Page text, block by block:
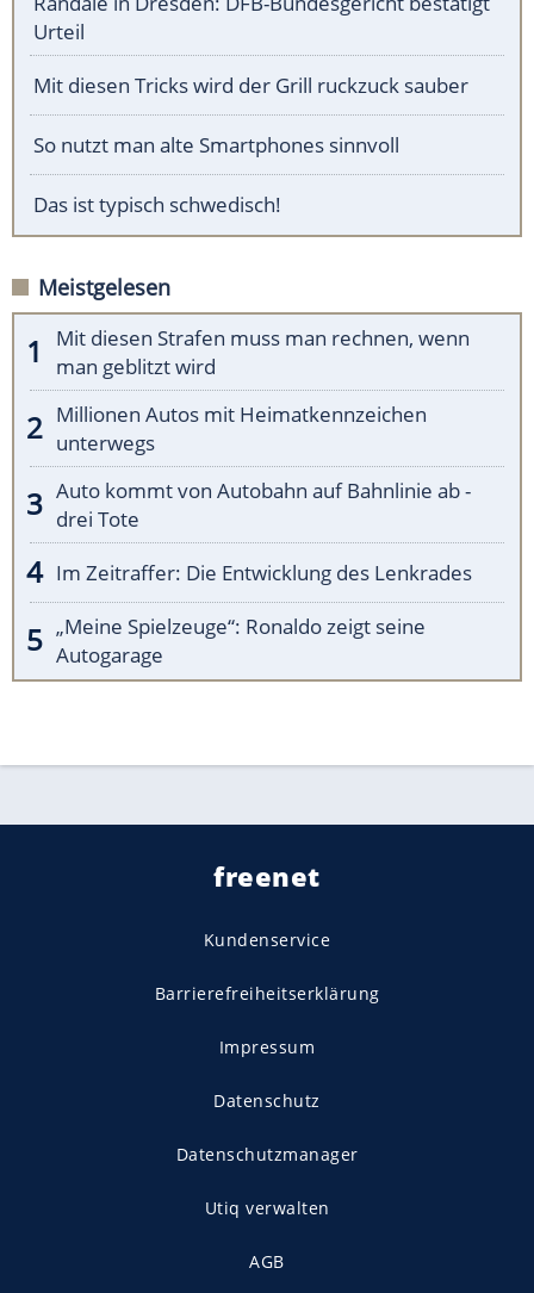
Urteil
Mit diesen Tricks wird der Grill ruckzuck sauber
So nutzt man alte Smartphones sinnvoll
Das ist typisch schwedisch!
Meistgelesen
Mit diesen Strafen muss man rechnen, wenn
man geblitzt wird
Millionen Autos mit Heimatkennzeichen
unterwegs
Auto kommt von Autobahn auf Bahnlinie ab -
drei Tote
Im Zeitraffer: Die Entwicklung des Lenkrades
„Meine Spielzeuge“: Ronaldo zeigt seine
Autogarage
freenet
Kundenservice
Barrierefreiheitserklärung
Impressum
Datenschutz
Datenschutzmanager
Utiq verwalten
AGB